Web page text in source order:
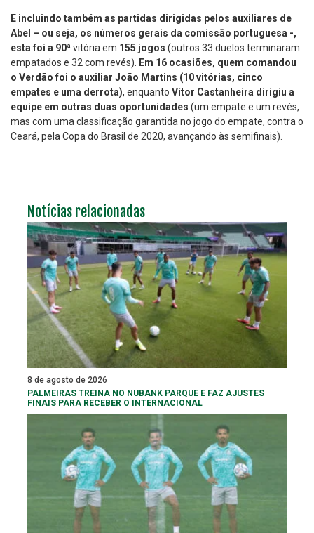
E incluindo também as partidas dirigidas pelos auxiliares de
Abel – ou seja, os números gerais da comissão portuguesa -,
esta foi a 90ª vitória em 155 jogos (outros 33 duelos terminaram
empatados e 32 com revés).
Em 16 ocasiões, quem comandou
o Verdão foi o auxiliar João Martins (10 vitórias, cinco
empates e uma derrota), enquanto Vítor Castanheira dirigiu a
equipe em outras duas oportunidades (um empate e um revés,
mas com uma classificação garantida no jogo do empate, contra o
Ceará, pela Copa do Brasil de 2020, avançando às semifinais).
Notícias relacionadas
8 de agosto de 2026
PALMEIRAS TREINA NO NUBANK PARQUE E FAZ AJUSTES
FINAIS PARA RECEBER O INTERNACIONAL